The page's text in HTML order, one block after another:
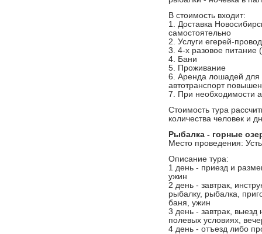
В стоимость входит:
1. Доставка
самостоятельно
2. Услуги егерей-
3. 4-х разовое питание
4. Бани
5. Проживание
6. Аренда лошадей для
автотранспорт
7. При необходимости
Стоимость тура
количества человек и
Рыбалка - горные
Место проведения:
Описание тура:
1 день - приезд и
ужин
2 день - завтрак,
рыбалку, рыбалка,
баня, ужин
3 день - завтрак, выезд
полевых условиях,
4 день - отъезд либо